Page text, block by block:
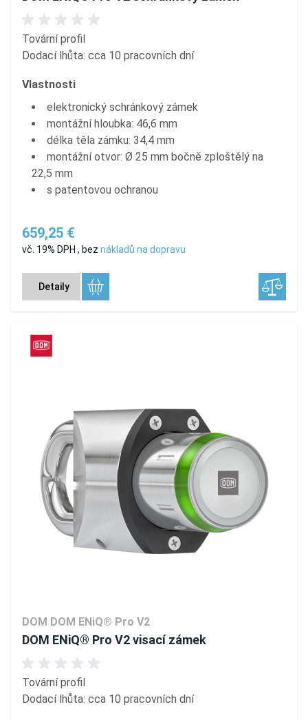
Tovární profil
Dodací lhůta: cca 10 pracovních dní
Vlastnosti
elektronický schránkový zámek
montážní hloubka: 46,6 mm
délka těla zámku: 34,4 mm
montážní otvor: Ø 25 mm bočně zploštělý na
22,5 mm
s patentovou ochranou
659,25 €
vč. 19% DPH , bez nákladů na dopravu
Detaily
DOM DOM ENiQ® Pro V2
DOM ENiQ® Pro V2 visací zámek
Tovární profil
Dodací lhůta: cca 10 pracovních dní